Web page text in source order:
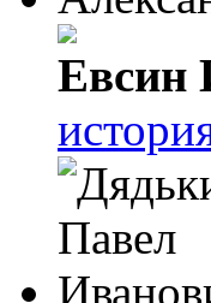
Евсин